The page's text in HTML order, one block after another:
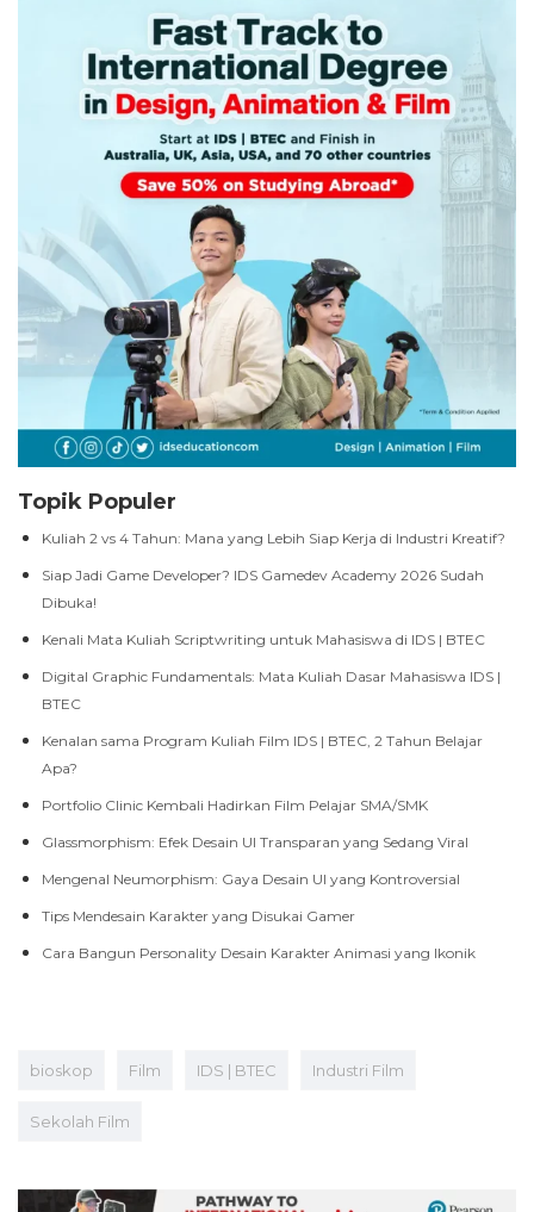
Topik Populer
Kuliah 2 vs 4 Tahun: Mana yang Lebih Siap Kerja di Industri Kreatif?
Siap Jadi Game Developer? IDS Gamedev Academy 2026 Sudah
Dibuka!
Kenali Mata Kuliah Scriptwriting untuk Mahasiswa di IDS | BTEC
Digital Graphic Fundamentals: Mata Kuliah Dasar Mahasiswa IDS |
BTEC
Kenalan sama Program Kuliah Film IDS | BTEC, 2 Tahun Belajar
Apa?
Portfolio Clinic Kembali Hadirkan Film Pelajar SMA/SMK
Glassmorphism: Efek Desain UI Transparan yang Sedang Viral
Mengenal Neumorphism: Gaya Desain UI yang Kontroversial
Tips Mendesain Karakter yang Disukai Gamer
Cara Bangun Personality Desain Karakter Animasi yang Ikonik
bioskop Film IDS | BTEC Industri Film
Sekolah Film